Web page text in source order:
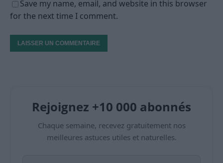
Save my name, email, and website in this browser
for the next time I comment.
Rejoignez +10 000 abonnés
Chaque semaine, recevez gratuitement nos
meilleures astuces utiles et naturelles.